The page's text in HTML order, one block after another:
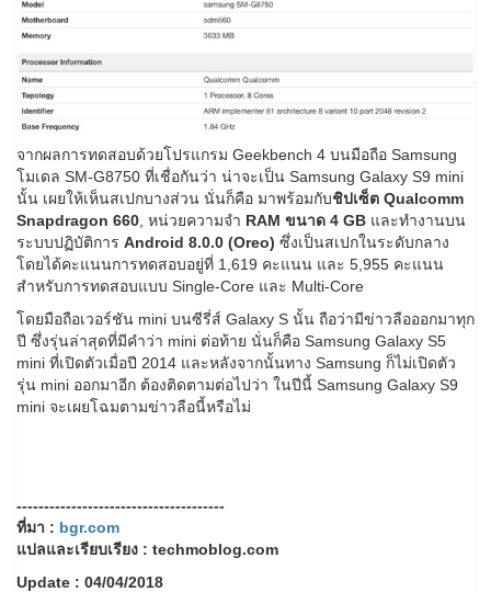
จากผลการทดสอบด้วยโปรแกรม Geekbench 4 บนมือถือ Samsung
โมเดล SM-G8750 ที่เชื่อกันว่า น่าจะเป็น Samsung Galaxy S9 mini
นั้น เผยให้เห็นสเปกบางส่วน นั่นก็คือ มาพร้อมกับชิปเซ็ต Qualcomm
Snapdragon 660 , หน่วยความจำ RAM ขนาด 4 GB และทำงานบน
ระบบปฏิบัติการ Android 8.0.0 (Oreo) ซึ่งเป็นสเปกในระดับกลาง
โดยได้คะแนนการทดสอบอยู่ที่ 1,619 คะแนน และ 5,955 คะแนน
สำหรับการทดสอบแบบ Single-Core และ Multi-Core
โดยมือถือเวอร์ชัน mini บนซีรี่ส์ Galaxy S นั้น ถือว่ามีข่าวลือออกมาทุก
ปี ซึ่งรุ่นล่าสุดที่มีคำว่า mini ต่อท้าย นั่นก็คือ Samsung Galaxy S5
mini ที่เปิดตัวเมื่อปี 2014 และหลังจากนั้นทาง Samsung ก็ไม่เปิดตัว
รุ่น mini ออกมาอีก ต้องติดตามต่อไปว่า ในปีนี้ Samsung Galaxy S9
mini จะเผยโฉมตามข่าวลือนี้หรือไม่
--------------------------------------
ที่มา : bgr.com
แปลและเรียบเรียง : techmoblog.com
Update : 04/04/2018